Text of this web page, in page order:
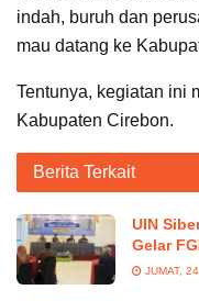
indah, buruh dan
mau datang ke
Tentunya, kegiatan ini
Kabupaten Cirebon.
Berita Terkait
UIN
Gelar
JUMAT,